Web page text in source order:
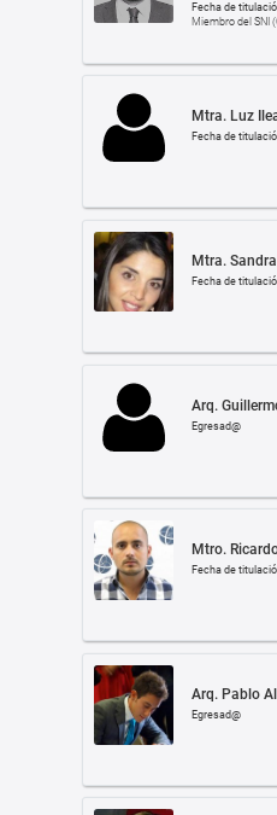
Fecha de
Miembro del SNI
Mtra. Luz
Fecha de
Mtra.
Fecha de
Arq.
Egresad@
Mtro.
Fecha de
Arq. Pablo
Egresad@